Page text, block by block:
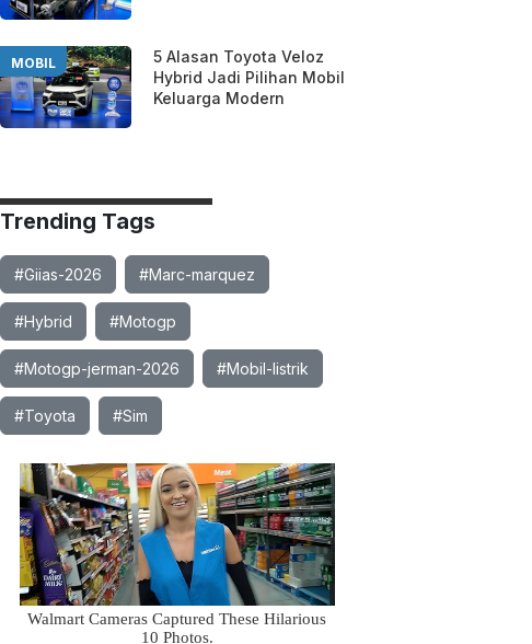
MOBIL
5 Alasan Toyota Veloz
Hybrid Jadi Pilihan Mobil
Keluarga Modern
Trending Tags
#Giias-2026 #Marc-marquez
#Hybrid #Motogp
#Motogp-jerman-2026 #Mobil-listrik
#Toyota #Sim